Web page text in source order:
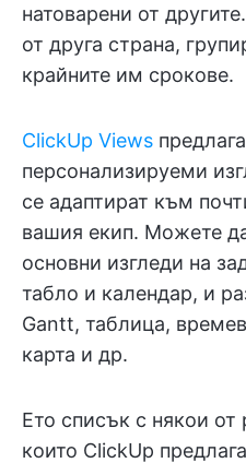
натоварени от
от друга страна,
крайните им срокове.
ClickUp Views
персонализируеми
се адаптират към
вашия екип. Можете
основни изгледи на
табло и календар, и
Gantt, таблица,
карта и др.
Ето списък с някои от
които ClickUp